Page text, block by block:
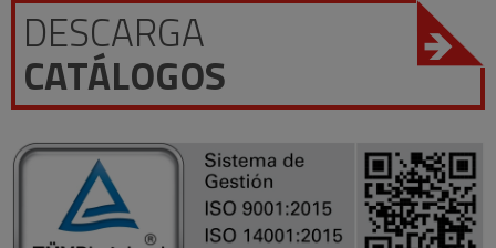
DESCARGA
CATÁLOGOS